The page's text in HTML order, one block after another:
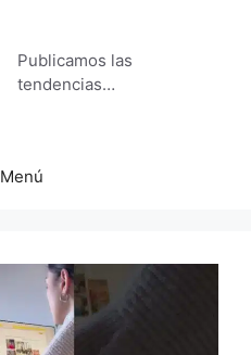
Publicamos las
tendencias…
Menú